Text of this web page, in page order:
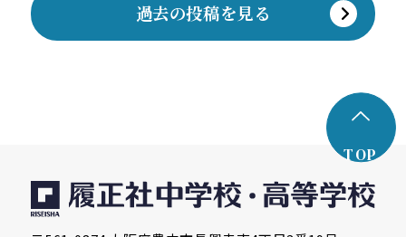
過去の投稿を見る
TOP